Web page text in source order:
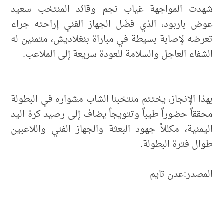
شهدت المواجهة غياب نجم وقائد المنتخب سعيد
عوض باربود، الذي فضّل الجهاز الفني إراحته جراء
تعرضه لإصابة بسيطة في مباراة بنغلاديش، متمنين له
الشفاء العاجل والسلامة للعودة سريعة إلى الملاعب.
بهذا الإنجاز، يختتم منتخبنا الشاب مشواره في البطولة
محققاً حضوراً طيباً وتتويجاً يضاف إلى رصيد كرة اليد
اليمنية، مكللاً جهود البعثة والجهاز الفني واللاعبين
طوال فترة البطولة.
المصدر:عدن تايم